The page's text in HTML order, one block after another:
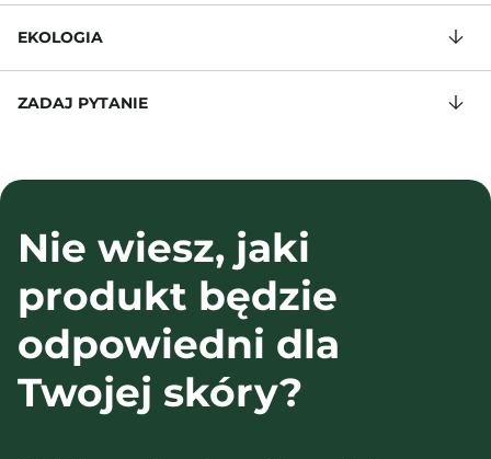
EKOLOGIA
ZADAJ PYTANIE
Nie wiesz, jaki
produkt będzie
odpowiedni dla
Twojej skóry?